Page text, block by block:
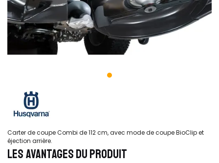
Carter de coupe Combi de 112 cm, avec mode de coupe BioClip et
éjection arrière.
LES AVANTAGES DU PRODUIT